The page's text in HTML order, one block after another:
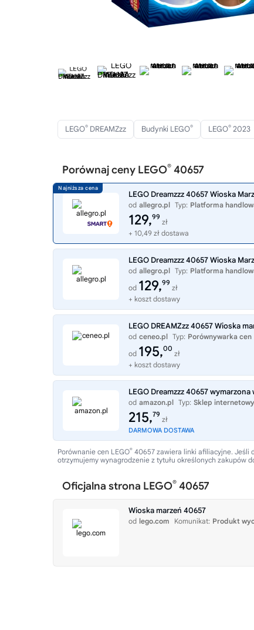
LEGO® DREAMZzz Budynki LEGO® LEGO® 2023
Porównaj ceny LEGO® 40657
LEGO Dreamzzz 40657 Wioska
od allegro.pl Typ: Platforma
129,99
zł
+ 10,49 zł dostawa
LEGO Dreamzzz 40657 Wioska
od allegro.pl Typ: Platforma
od 129,99
zł
+ koszt dostawy
LEGO DREAMZzz 40657 Wioska
od ceneo.pl Typ: Porównywarka cen
od 195,00
zł
+ koszt dostawy
LEGO Dreamzzz 40657 wymarzona
od amazon.pl Typ: Sklep internetowy
215,79
zł
DARMOWA DOSTAWA
Porównanie cen LEGO® 40657 zawiera linki afiliacyjne. Jeśli
otrzymujemy wynagrodzenie z tytułu określonych zakupów
Oficjalna strona LEGO® 40657
Wioska marzeń 40657
od lego.com Komunikat: Produkt